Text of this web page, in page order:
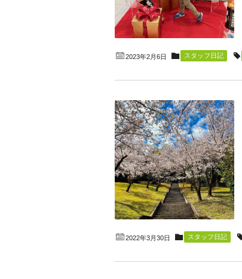
2023年2月6日 スタッフ日記
2022年3月30日 スタッフ日記